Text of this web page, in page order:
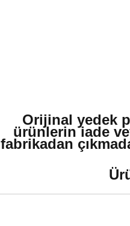
Orijinal yedek
ürünlerin iade
fabrikadan